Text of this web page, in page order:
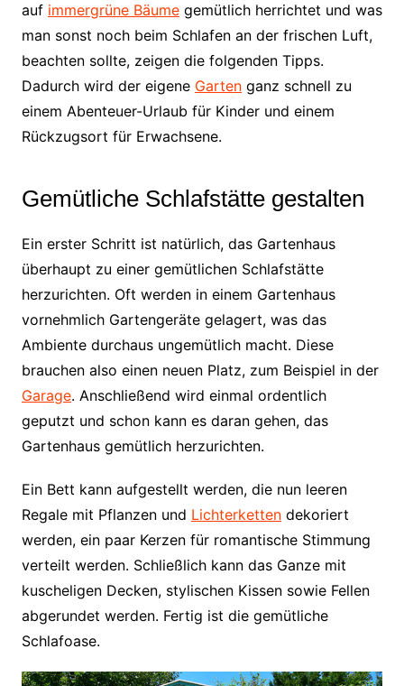
auf immergrüne Bäumegemütlich herrichtet und was
man sonst noch beim Schlafen an der frischen Luft,
beachten sollte, zeigen die folgenden Tipps.
Dadurch wird der eigene Gartenganz schnell zu
einem Abenteuer-Urlaub für Kinder und einem
Rückzugsort für Erwachsene.
Gemütliche Schlafstätte gestalten
Ein erster Schritt ist natürlich, das Gartenhaus
überhaupt zu einer gemütlichen Schlafstätte
herzurichten. Oft werden in einem Gartenhaus
vornehmlich Gartengeräte gelagert, was das
Ambiente durchaus ungemütlich macht. Diese
brauchen also einen neuen Platz, zum Beispiel in der
Garage. Anschließend wird einmal ordentlich
geputzt und schon kann es daran gehen, das
Gartenhaus gemütlich herzurichten.
Ein Bett kann aufgestellt werden, die nun leeren
Regale mit Pflanzen und Lichterkettendekoriert
werden, ein paar Kerzen für romantische Stimmung
verteilt werden. Schließlich kann das Ganze mit
kuscheligen Decken, stylischen Kissen sowie Fellen
abgerundet werden. Fertig ist die gemütliche
Schlafoase.